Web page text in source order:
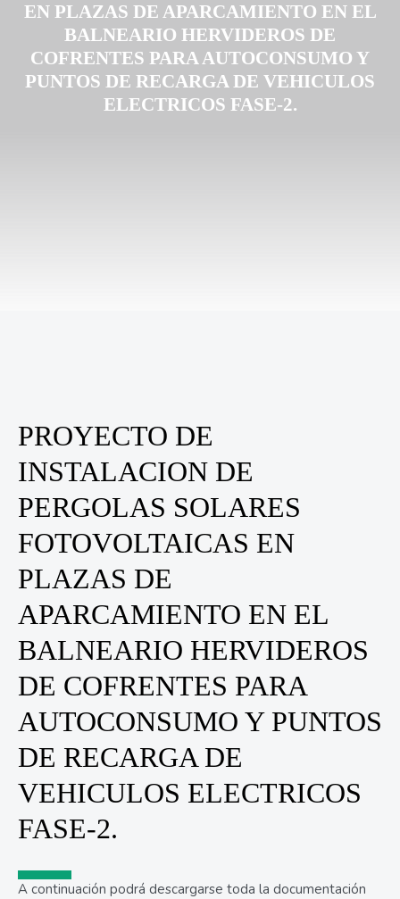
EN PLAZAS DE APARCAMIENTO EN EL
BALNEARIO HERVIDEROS DE
COFRENTES PARA AUTOCONSUMO Y
PUNTOS DE RECARGA DE VEHICULOS
ELECTRICOS FASE-2.
PROYECTO DE
INSTALACION DE
PERGOLAS SOLARES
FOTOVOLTAICAS EN
PLAZAS DE
APARCAMIENTO EN EL
BALNEARIO HERVIDEROS
DE COFRENTES PARA
AUTOCONSUMO Y PUNTOS
DE RECARGA DE
VEHICULOS ELECTRICOS
FASE-2.
A continuación podrá descargarse toda la documentación